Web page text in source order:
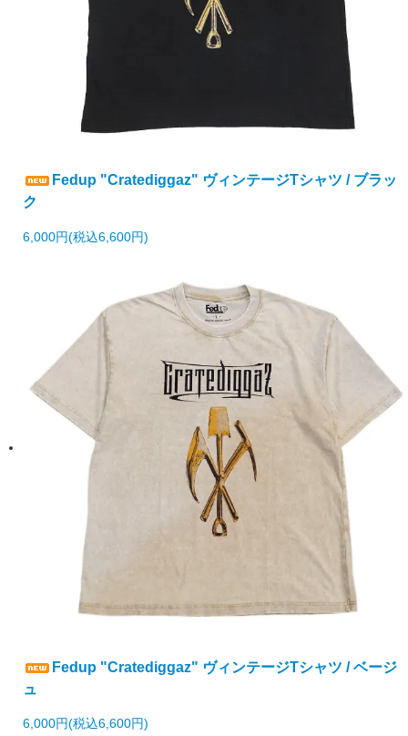
Fedup "Cratediggaz" ヴィンテージTシャツ / ブラッ
ク
6,000円(税込6,600円)
Fedup "Cratediggaz" ヴィンテージTシャツ / ベージ
ュ
6,000円(税込6,600円)